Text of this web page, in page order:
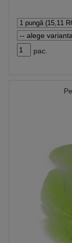
pac.